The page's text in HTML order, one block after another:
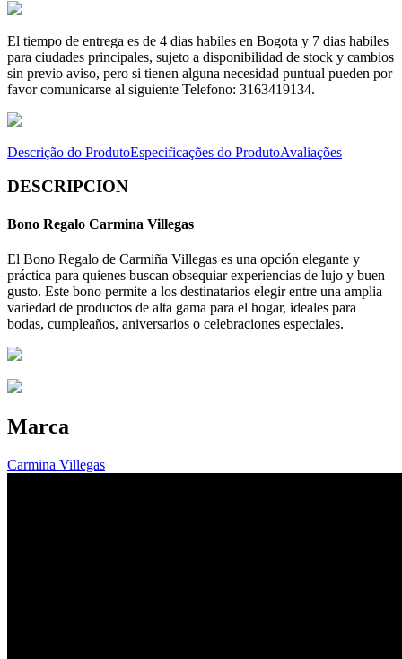
El tiempo de entrega es de 4 dias habiles en Bogota y 7 dias habiles
para ciudades principales, sujeto a disponibilidad de stock y cambios
sin previo aviso, pero si tienen alguna necesidad puntual pueden por
favor comunicarse al siguiente Telefono: 3163419134.
Descrição do ProdutoEspecificações do ProdutoAvaliações
DESCRIPCION
Bono Regalo Carmina Villegas
El Bono Regalo de Carmiña Villegas es una opción elegante y
práctica para quienes buscan obsequiar experiencias de lujo y buen
gusto. Este bono permite a los destinatarios elegir entre una amplia
variedad de productos de alta gama para el hogar, ideales para
bodas, cumpleaños, aniversarios o celebraciones especiales.
Marca
Carmina Villegas